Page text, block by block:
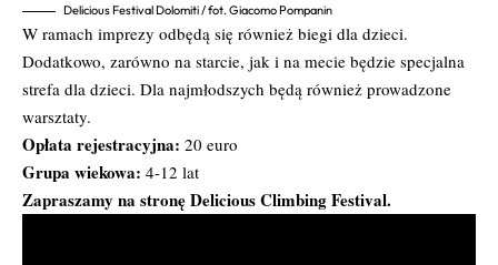
Delicious Festival Dolomiti / fot. Giacomo Pompanin
W ramach imprezy odbędą się również biegi dla dzieci.
Dodatkowo, zarówno na starcie, jak i na mecie będzie specjalna
strefa dla dzieci. Dla najmłodszych będą również prowadzone
warsztaty.
Opłata rejestracyjna: 20 euro
Grupa wiekowa: 4-12 lat
Zapraszamy na stronęDelicious Climbing Festival.